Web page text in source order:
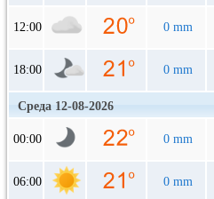
12:00 0 mm
18:00 0 mm
Среда 12-08-2026
00:00 0 mm
06:00 0 mm